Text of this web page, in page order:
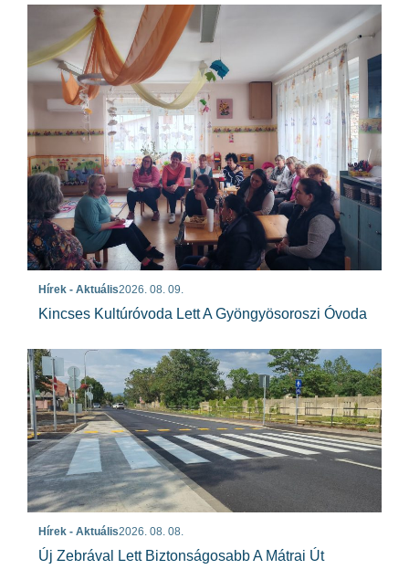
Hírek - Aktuális2026. 08. 09.
Kincses Kultúróvoda Lett A Gyöngyösoroszi Óvoda
Hírek - Aktuális2026. 08. 08.
Új Zebrával Lett Biztonságosabb A Mátrai Út